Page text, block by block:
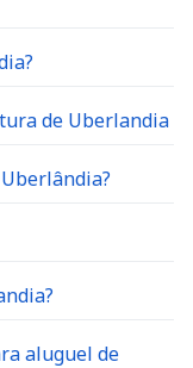
de Uberlandia
aluguel de